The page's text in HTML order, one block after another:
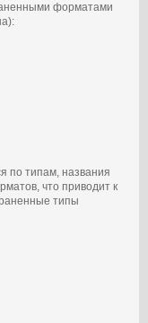
форматами
по типам, названия
что приводит к
типы